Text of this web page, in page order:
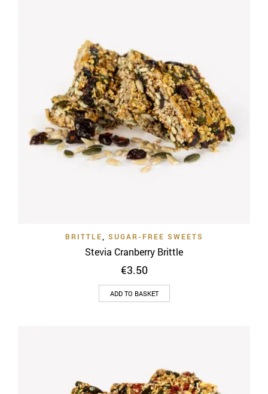
BRITTLE SUGAR-FREE SWEETS
Stevia Cranberry Brittle
€3.50
ADD TO BASKET